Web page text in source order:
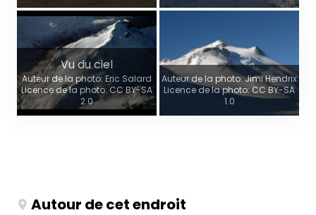
Vu du ciel
Auteur de la photo: Eric Salard
Licence de la photo: CC BY-SA
2.0
Auteur de la photo: Jimi Hendrix
Licence de la photo: CC BY-SA
1.0
Autour de cet endroit